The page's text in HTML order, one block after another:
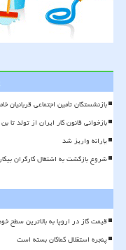
بازنشستگان تأمین اجتماعی
بازخوانی قانون کار ایران از تولد تا
یارانه واریز شد
شروع بازگشت به اشتغال کارگران
قیمت گاز در اروپا به بالاترین سطح خود از
پنجره استقلال کماکان بسته است